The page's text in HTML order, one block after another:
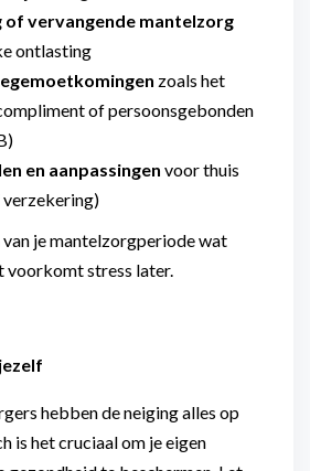
of vervangende mantelzorg
ontlasting
zoals het
of persoonsgebonden
en aanpassingen voor thuis
je mantelzorgperiode wat
voorkomt stress later.
hebben de neiging alles op
is het cruciaal om je eigen